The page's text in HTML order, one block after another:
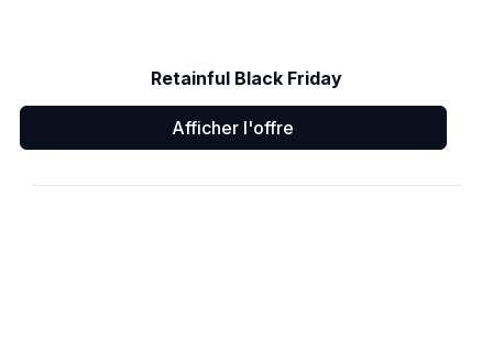
Retainful Black Friday
Afficher l'offre